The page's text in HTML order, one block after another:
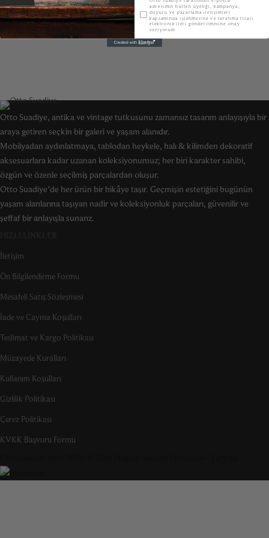
Otto Suadiye, antika ve vintage tutkusunu zamansız tasarım anlayışıyla bir
araya getiren seçkin bir galeri ve yaşam alanıdır.
Mobilyadan aydınlatmaya, tablodan heykele, halı & kilimden dekoratif
aksesuarlara kadar uzanan koleksiyonumuz; her biri karakter sahibi,
özgün ve özenle seçilmiş parçalardan oluşur.
Otto Suadiye’de her ürün bir hikâye taşır. Geçmişin estetiğini bugünün
yaşam alanlarına taşıyan nadir ve koleksiyonluk parçaları, güvenilir ve
şeffaf bir anlayışla sunarız.
İletişim
Ön Bilgilendirme Formu
Mesafeli Satış Sözleşmesi
İade ve Cayma Koşulları
Teslimat ve Kargo Politikası
Müzayede Kuralları
Kullanım Koşulları
Gizlilik Politikası
Çerez Politikası
KVKK Başvuru Formu
adresimin bülten üyeliği, kampanya,
duyuru ve pazarlama iletişimleri
kapsamında işlenmesine ve tarafıma ticari
elektronik ileti gönderilmesine onay
veriyorum.